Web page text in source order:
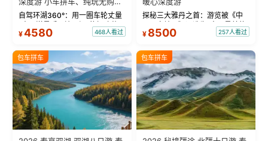
物！
自驾环湖360°：用一圈车轮丈量
“大西洋最后一滴眼泪”的极致蔚
蓝。 赛湖旅拍：甄选多款风格服
绝美瞬间。 赛湖坦克300跟车视
频：专业摄影师...
¥4580 468人看过
探秘三大雅丹之首：游览被《中
国国家地理》评选为“中国最美的
三大雅丹”第一名的克拉玛依魔鬼
瓦人最大村落——禾木村，欣赏
晨雾与小木...
¥ 8500 257人看过
包车拼车 包车拼车